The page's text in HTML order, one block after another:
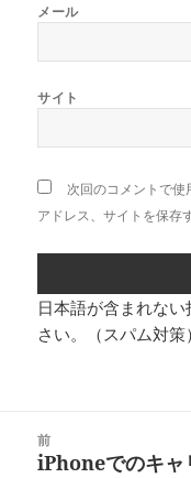
メール
サイト
次回のコメントで
アドレス、サイトを保存
日本語が含まれな
さい。（スパム対策）
前
前
iPhoneでのキャ